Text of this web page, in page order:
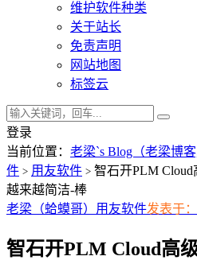
维护软件种类
关于站长
免责声明
网站地图
标签云
登录
当前位置： 老梁`s Blog（老梁博
件 > 用友软件 > 智石开PLM Cloud
越来越简洁-棒
老梁（蛤蟆哥） 用友软件发表于：
智石开PLM Cloud高